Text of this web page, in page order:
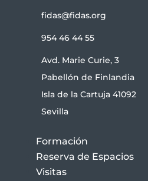
fidas@fidas.org
954 46 44 55
Avd. Marie Curie, 3
Pabellón de Finlandia
Isla de la Cartuja 41092
Sevilla
Formación
Reserva de Espacios
Visitas